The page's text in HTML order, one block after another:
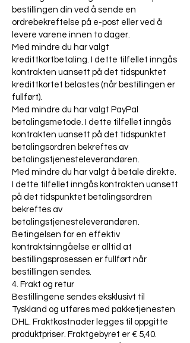
bestillingen din ved å sende en
ordrebekreftelse på e-post eller ved å
levere varene innen to dager.
Med mindre du har valgt
kredittkortbetaling. I dette tilfellet inngås
kontrakten uansett på det tidspunktet
kredittkortet belastes (når bestillingen er
fullført).
Med mindre du har valgt PayPal
betalingsmetode. I dette tilfellet inngås
kontrakten uansett på det tidspunktet
betalingsordren bekreftes av
betalingstjenesteleverandøren.
Med mindre du har valgt å betale direkte.
I dette tilfellet inngås kontrakten uansett
på det tidspunktet betalingsordren
bekreftes av
betalingstjenesteleverandøren.
Betingelsen for en effektiv
kontraktsinngåelse er alltid at
bestillingsprosessen er fullført når
bestillingen sendes.
4. Frakt og retur
Bestillingene sendes eksklusivt til
Tyskland og utføres med pakketjenesten
DHL. Fraktkostnader legges til oppgitte
produktpriser. Fraktgebyret er € 5,40.